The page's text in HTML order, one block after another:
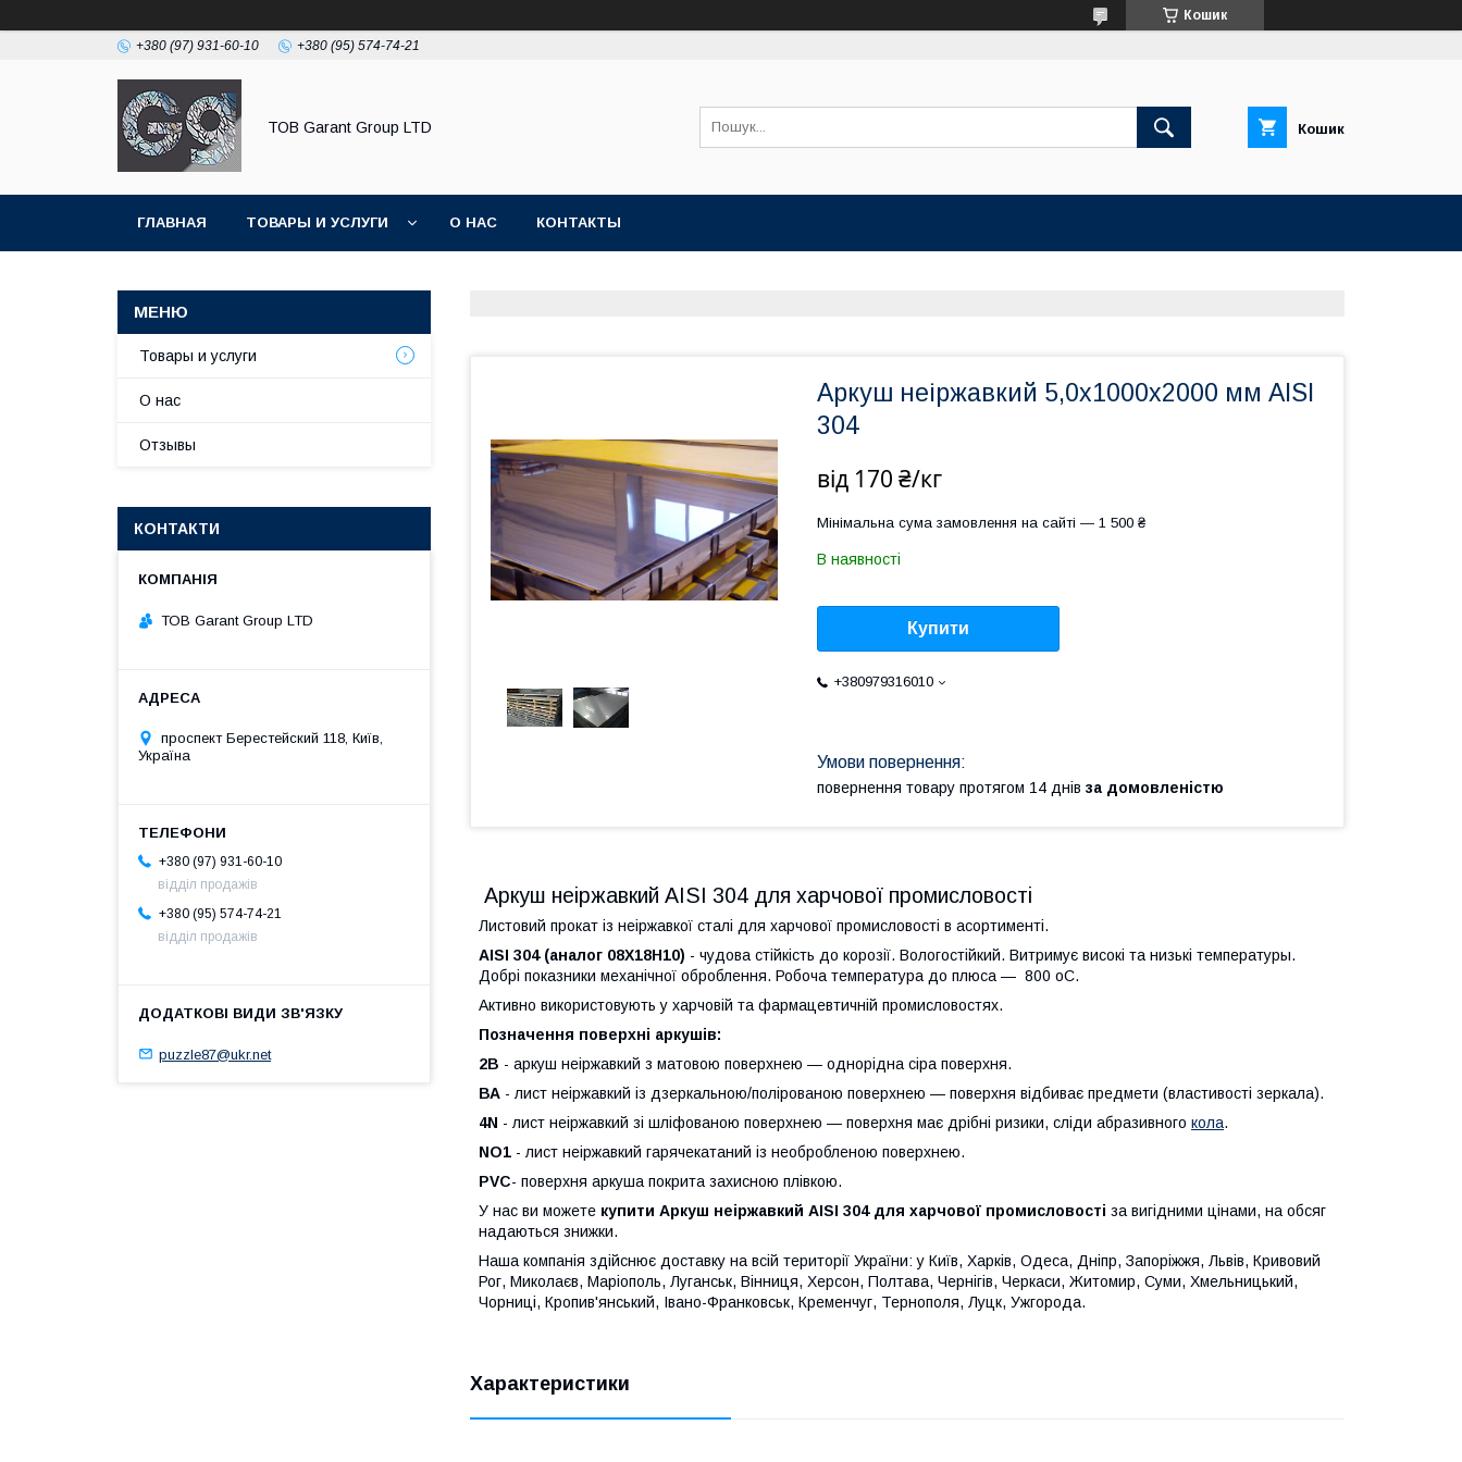
Кошик
+380 (97) 931-60-10 +380 (95) 574-74-21
ТОВ Garant Group LTD Кошик
ГЛАВНАЯ ТОВАРЫ И УСЛУГИ О НАС КОНТАКТЫ
Аркуш неіржавкий 5,0х1000х2000 мм AISI
304
від 170 ₴/кг
Мінімальна сума замовлення на сайті — 1 500 ₴
В наявності
Купити
+380979316010
повернення товару протягом 14 днів за домовленістю
Аркуш неіржавкий AISI 304 для харчової промисловості
Листовий прокат із неіржавкої сталі для харчової промисловості в асортименті.
AISI 304 (аналог 08Х18Н10) - чудова стійкість до корозії. Вологостійкий. Витримує високі та низькі температуры.
Добрі показники механічної оброблення. Робоча температура до плюса — 800 оС.
Активно використовують у харчовій та фармацевтичній промисловостях.
Позначення поверхні аркушів:
2В - аркуш неіржавкий з матовою поверхнею — однорідна сіра поверхня.
ВА - лист неіржавкий із дзеркальною/полірованою поверхнею — поверхня відбиває предмети (властивості зеркала).
4N - лист неіржавкий зі шліфованою поверхнею — поверхня має дрібні ризики, сліди абразивного кола.
NO1 - лист неіржавкий гарячекатаний із необробленою поверхнею.
PVC- поверхня аркуша покрита захисною плівкою.
У нас ви можете купити Аркуш неіржавкий AISI 304 для харчової промисловості за вигідними цінами, на обсяг
надаються знижки.
Наша компанія здійснює доставку на всій території України: у Київ, Харків, Одеса, Дніпр, Запоріжжя, Львів, Кривовий
Рог, Миколаєв, Маріополь, Луганськ, Вінниця, Херсон, Полтава, Чернігів, Черкаси, Житомир, Суми, Хмельницький,
Чорниці, Кропив'янський, Івано-Франковськ, Кременчуг, Тернополя, Луцк, Ужгорода.
Характеристики
Товары и услуги
О нас
Отзывы
КОНТАКТИ
ТОВ Garant Group LTD
проспект Берестейский 118, Київ,
Україна
+380 (97) 931-60-10
відділ продажів
+380 (95) 574-74-21
відділ продажів
puzzle87@ukr.net